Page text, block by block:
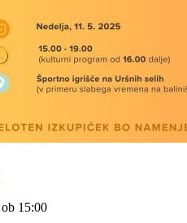
ob 15:00